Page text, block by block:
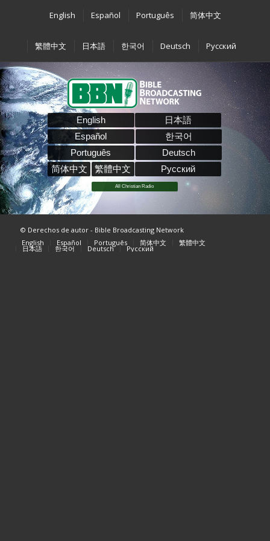
English Español Português 简体中文
繁體中文 日本語 한국어 Deutsch Pусский
English
Español
Português
简体中文
繁體中文
日本語
한국어
Deutsch
Pусский
All Christian Radio
© Derechos de autor - Bible Broadcasting Network
English
Español Português 简体中文 繁體中文
日本語 한국어 Deutsch Pусский